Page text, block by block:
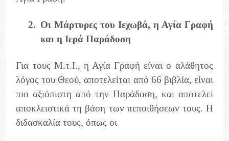
2. Οι Μάρτυρες του Ιεχωβά, η Αγία Γραφή
και η Ιερά Παράδοση
Για τους Μ.τ.Ι., η Αγία Γραφή είναι ο αλάθητος
λόγος του Θεού, αποτελείται από 66 βιβλία, είναι
πιο αξιόπιστη από την Παράδοση, και αποτελεί
αποκλειστικά τη βάση των πεποιθήσεων τους. Η
διδασκαλία τους, όπως οι